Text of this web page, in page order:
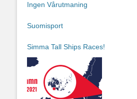
Ingen Vårutmaning
Suomisport
Simma Tall Ships Races!